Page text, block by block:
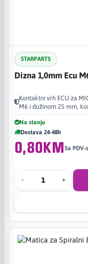
STARPARTS
Dizna 1,0mm Ecu
Kontaktni vrh ECU za
M6 i dužinom 25 mm,
Na stanju
Dostava 24-48h
0,80KMSa PDV-
- +